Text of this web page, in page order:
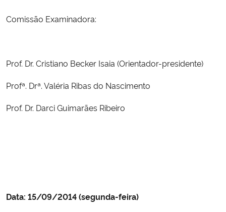
Banco Central do Brasil
Comissão Examinadora:
Prof. Dr. Cristiano Becker Isaia (Orientador-presidente)
Profª. Drª. Valéria Ribas do Nascimento
Prof. Dr. Darci Guimarães Ribeiro
Data: 15/09/2014 (segunda-feira)